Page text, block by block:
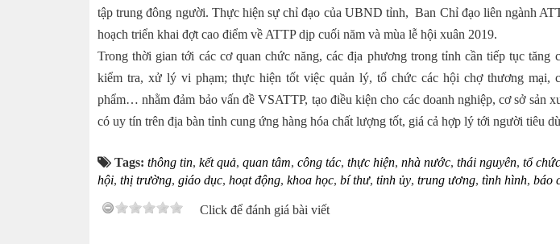
tập trung đông người. Thực hiện sự chỉ đạo của UBND tỉnh, Ban Chỉ đạo liên ngành
hoạch triển khai đợt cao điểm về ATTP dịp cuối năm và mùa lễ hội xuân 2019.
Trong thời gian tới các cơ quan chức năng, các địa phương trong tỉnh cần tiếp tục tăng
kiểm tra, xử lý vi phạm; thực hiện tốt việc quản lý, tổ chức các hội chợ thương mại,
phẩm… nhằm đảm bảo vấn đề VSATTP, tạo điều kiện cho các doanh nghiệp, cơ sở sản
có uy tín trên địa bàn tỉnh cung ứng hàng hóa chất lượng tốt, giá cả hợp lý tới người tiêu
Tags: thông tin, kết quả, quan tâm, công tác, thực hiện, nhà nước, thái nguyên, tổ chức
hội, thị trường, giáo dục, hoạt động, khoa học, bí thư, tỉnh ủy, trung ương, tình hình, báo
Click để đánh giá bài viết